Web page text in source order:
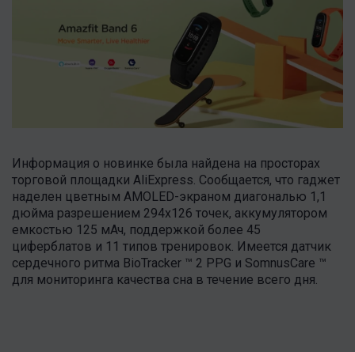
Информация о новинке была найдена на просторах
торговой площадки AliExpress. Сообщается, что гаджет
наделен цветным AMOLED-экраном диагональю 1,1
дюйма разрешением 294х126 точек, аккумулятором
емкостью 125 мАч, поддержкой более 45
циферблатов и 11 типов тренировок. Имеется датчик
сердечного ритма BioTracker ™ 2 PPG и SomnusCare ™
для мониторинга качества сна в течение всего дня.